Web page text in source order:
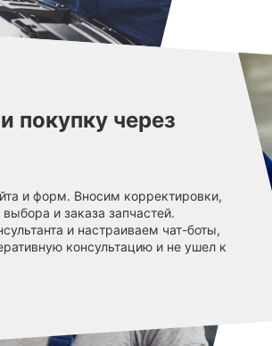
покупку через
и форм. Вносим корректировки,
и заказа запчастей.
и настраиваем чат-боты,
консультацию и не ушел к